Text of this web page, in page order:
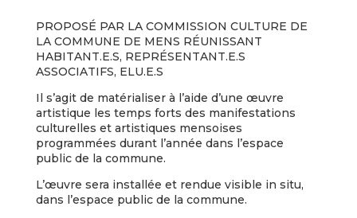
PROPOSÉ PAR LA COMMISSION CULTURE DE
LA COMMUNE DE MENS RÉUNISSANT
HABITANT.E.S, REPRÉSENTANT.E.S
ASSOCIATIFS, ELU.E.S
Il s’agit de matérialiser à l’aide d’une œuvre
artistique les temps forts des manifestations
culturelles et artistiques mensoises
programmées durant l’année dans l’espace
public de la commune.
L’œuvre sera installée et rendue visible in situ,
dans l’espace public de la commune.